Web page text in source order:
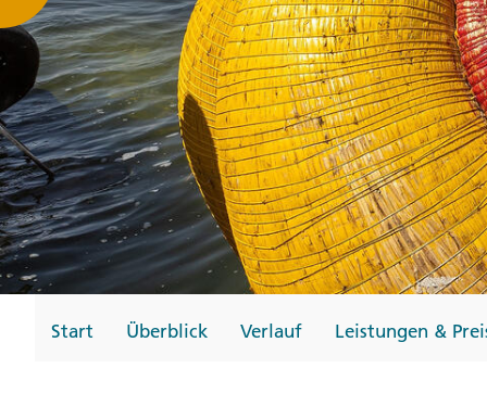
Gutscheine
Messen und
Notfallteam und
Krisenmanagement
Start Überblick Verlauf Leistungen &